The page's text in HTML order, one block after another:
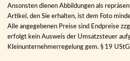
Ansonsten dienen Abbildungen als
Artikel, den Sie erhalten, ist dem Foto
Alle angegebenen Preise sind Endpreise
erfolgt kein Ausweis der Umsatzsteuer
Kleinunternehmerregelung gem. § 19